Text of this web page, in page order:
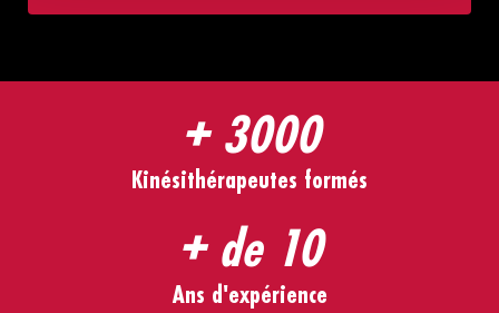
+ 3000
Kinésithérapeutes formés
+ de 10
Ans d'expérience